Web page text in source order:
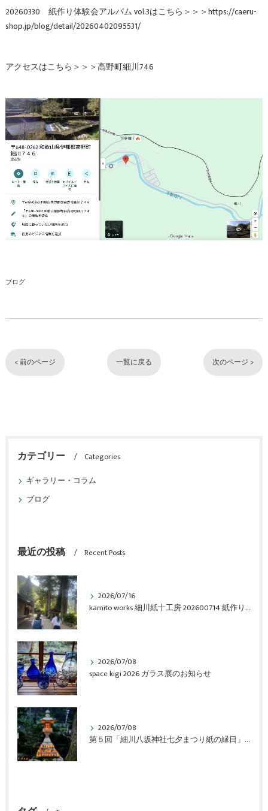
20260330 紙作り体験会アルバム vol.3はこちら＞＞＞https://caeru-
shop.jp/blog/detail/20260402095531/
アクセスはこちら＞＞＞高野町細川746
ブログ
< 前のページ 一覧に戻る 次のページ >
カテゴリー
Categories
ギャラリー・コラム
ブログ
最近の投稿 Recent Posts
2026/07/16
kamito works 細川紙十工房 202600714 紙作り体験会 vol.6 アルバム
2026/07/08
space kigi 2026 ガラス展のお知らせ
2026/07/08
第５回「細川八坂神社七夕まつり紙の縁日」開催のご報告